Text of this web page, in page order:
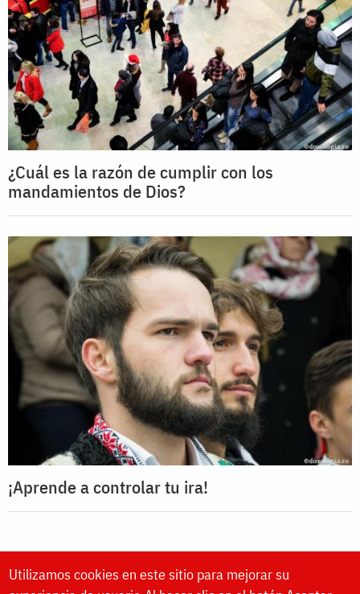
¿Cuál es la razón de cumplir con los
mandamientos de Dios?
¡Aprende a controlar tu ira!
Utilizamos cookies en este sitio para mejorar su